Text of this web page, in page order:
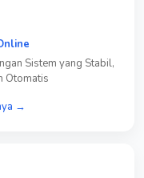
Sistem yang Stabil,
Otomatis
→